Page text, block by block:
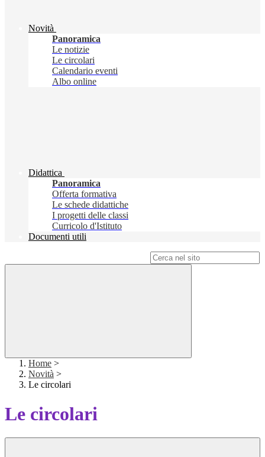
Novità
Panoramica
Le notizie
Le circolari
Calendario eventi
Albo online
Didattica
Panoramica
Offerta formativa
Le schede didattiche
I progetti delle classi
Curricolo d'Istituto
Documenti utili
Home >
Novità >
Le circolari
Le circolari